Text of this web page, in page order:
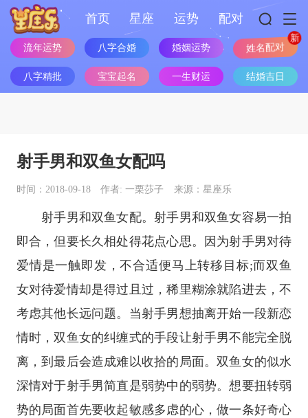
首页 星座 运势 配对
流年运势 八字合婚 婚姻运势 姓名配对
八字精批 宝宝起名 一生财运 结婚吉日
射手男和双鱼女配吗
时间：2018-09-18 作者: 一栗莎子 来源：星座乐
射手男和双鱼女配。射手男和双鱼女容易一拍
即合，但要长久相处得花点心思。因为射手男对待
爱情是一触即发，不合适便马上转移目标;而双鱼
女对待爱情却是得过且过，稀里糊涂就陷进去，不
考虑其他长远问题。当射手男想抽离开始一段新恋
情时，双鱼女的纠缠式的手段让射手男不能完全脱
离，到最后会造成难以收拾的局面。双鱼女的似水
深情对于射手男简直是弱势中的弱势。想要扭转弱
势的局面首先要收起敏感多虑的心，做一条好奇心